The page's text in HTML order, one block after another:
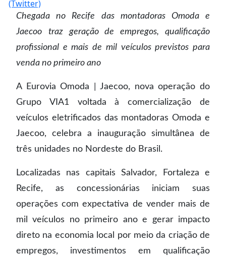
Chegada no Recife das montadoras Omoda e
Jaecoo
traz geração de empregos, qualificação
profissional e mais de mil veículos previstos para
venda no primeiro ano
A Eurovia Omoda | Jaecoo, nova operação do
Grupo VIA1 voltada à comercialização de
veículos eletrificados das montadoras Omoda e
Jaecoo, celebra a inauguração simultânea de
três unidades no Nordeste do Brasil.
Localizadas nas capitais Salvador, Fortaleza e
Recife, as concessionárias iniciam suas
operações com expectativa de vender mais de
mil veículos no primeiro ano e gerar impacto
direto na economia local por meio da criação de
empregos, investimentos em qualificação